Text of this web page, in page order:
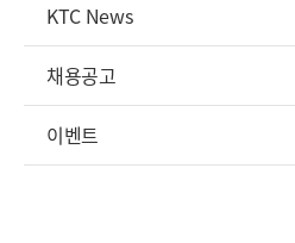
KTC News
채용공고
이벤트